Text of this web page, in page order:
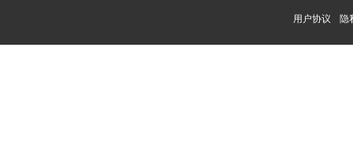
用户协议 隐